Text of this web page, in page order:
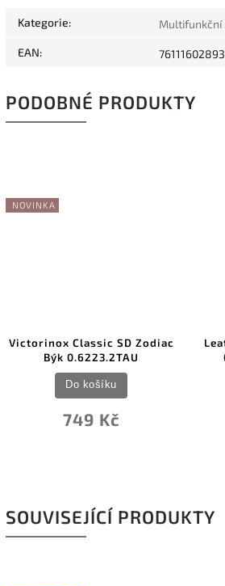
Kategorie: Multifunkční
EAN:
PODOBNÉ PRODUKTY
Leatherman Bit Kit #6
Orange 931092
465 Kč
Do košíku
SOUVISEJÍCÍ PRODUKTY